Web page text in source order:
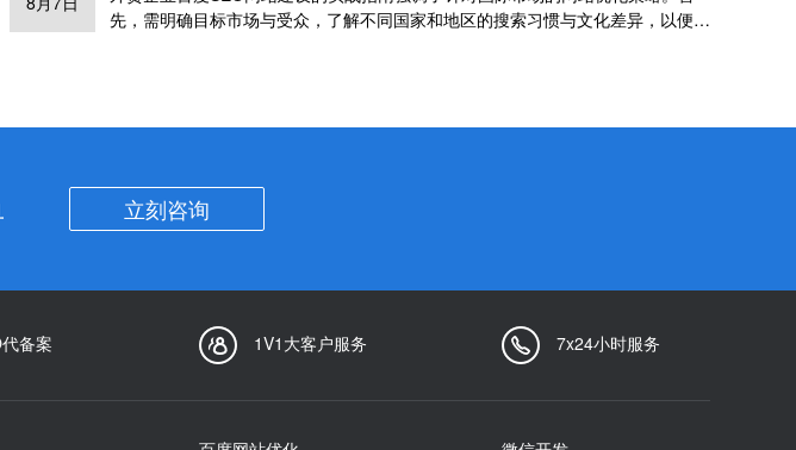
估标题效果，根据数据反馈进行调整优化，以持续提升网站流量和SEO排名。
先，需明确目标市场与受众，了解不同国家和地区的搜索习惯与文化差异，以便制
立刻咨询
备案 1V1大客户服务 7x24小时服务